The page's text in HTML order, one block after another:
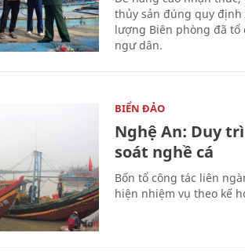
thủy sản đúng quy định
lượng Biên phòng đã
ngư dân.
BIỂN ĐẢO
Nghệ An: Duy
soát nghề cá
Bốn tổ công tác liên
hiện nhiệm vụ theo kế